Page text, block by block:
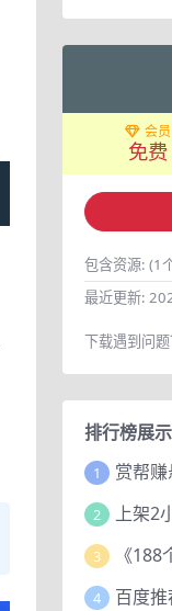
会员
免费
包含资源: (1
最近更新:
下载遇到问
排行榜展示
1
2
3
4